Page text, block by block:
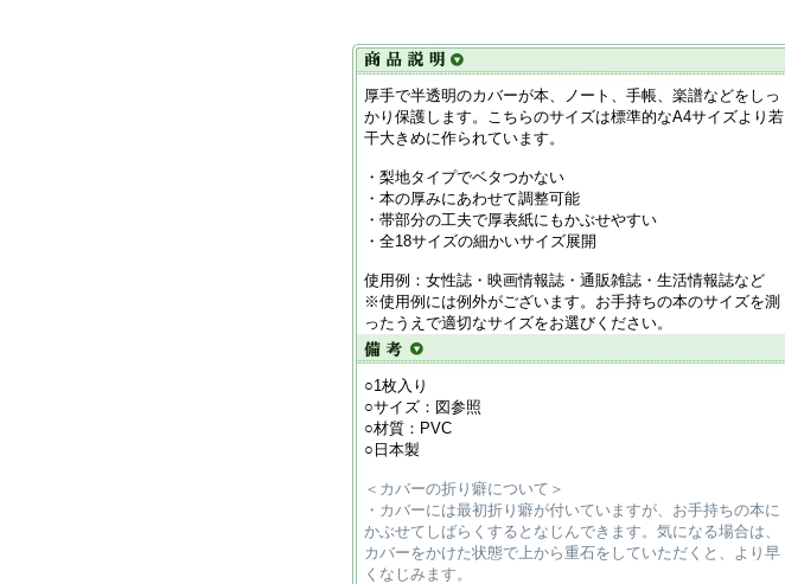
厚手で半透明のカバーが本、ノート、手帳、楽譜などをしっ
かり保護します。こちらのサイズは標準的なA4サイズより若
干大きめに作られています。
・梨地タイプでベタつかない
・本の厚みにあわせて調整可能
・帯部分の工夫で厚表紙にもかぶせやすい
・全18サイズの細かいサイズ展開
使用例：女性誌・映画情報誌・通販雑誌・生活情報誌など
※使用例には例外がございます。お手持ちの本のサイズを測
ったうえで適切なサイズをお選びください。
○1枚入り
○サイズ：図参照
○材質：PVC
○日本製
＜カバーの折り癖について＞
・カバーには最初折り癖が付いていますが、お手持ちの本に
かぶせてしばらくするとなじんできます。気になる場合は、
カバーをかけた状態で上から重石をしていただくと、より早
くなじみます。